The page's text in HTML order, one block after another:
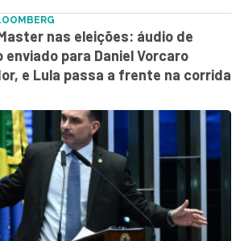
nas eleições: áudio de
enviado para Daniel Vorcaro
e Lula passa a frente na corrida